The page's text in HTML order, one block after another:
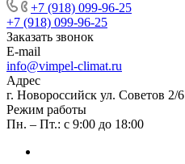
+7 (918) 099-96-25
+7 (918) 099-96-25
Заказать звонок
E-mail
info@vimpel-climat.ru
Адрес
г. Новороссийск ул. Советов 2/6
Режим работы
Пн. – Пт.: с 9:00 до 18:00